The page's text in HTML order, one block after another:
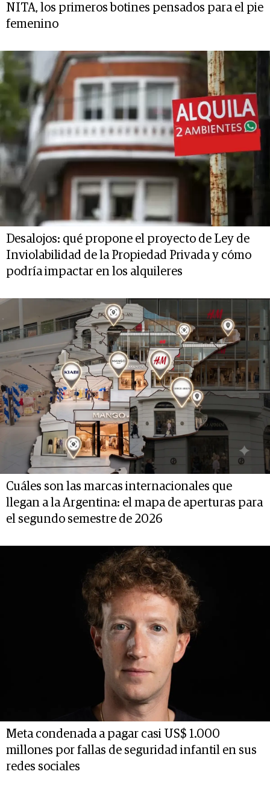
NITA, los primeros botines pensados para el pie
femenino
Desalojos: qué propone el proyecto de Ley de
Inviolabilidad de la Propiedad Privada y cómo
podría impactar en los alquileres
Cuáles son las marcas internacionales que
llegan a la Argentina: el mapa de aperturas para
el segundo semestre de 2026
Meta condenada a pagar casi US$ 1.000
millones por fallas de seguridad infantil en sus
redes sociales